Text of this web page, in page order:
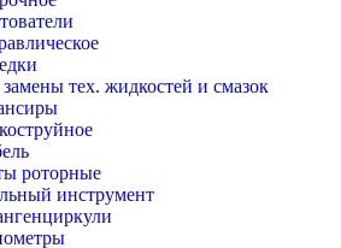
тех. жидкостей и смазок
роторные
инструмент